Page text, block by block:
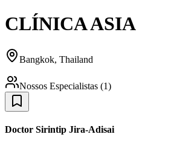
CLÍNICA ASIA
Bangkok, Thailand
Nossos Especialistas (1)
Doctor Sirintip Jira-Adisai